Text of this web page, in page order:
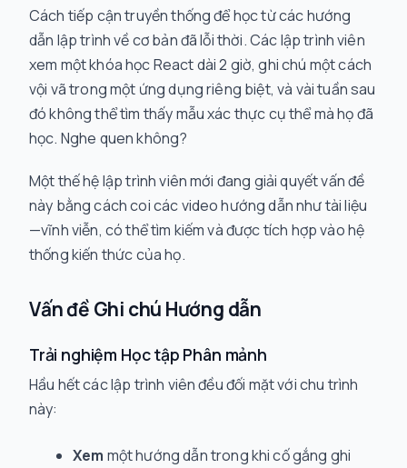
Cách tiếp cận truyền thống để học từ các hướng
dẫn lập trình về cơ bản đã lỗi thời. Các lập trình viên
xem một khóa học React dài 2 giờ, ghi chú một cách
vội vã trong một ứng dụng riêng biệt, và vài tuần sau
đó không thể tìm thấy mẫu xác thực cụ thể mà họ đã
học. Nghe quen không?
Một thế hệ lập trình viên mới đang giải quyết vấn đề
này bằng cách coi các video hướng dẫn như tài liệu
—vĩnh viễn, có thể tìm kiếm và được tích hợp vào hệ
thống kiến thức của họ.
Vấn đề Ghi chú Hướng dẫn
Trải nghiệm Học tập Phân mảnh
Hầu hết các lập trình viên đều đối mặt với chu trình
này:
Xem một hướng dẫn trong khi cố gắng ghi